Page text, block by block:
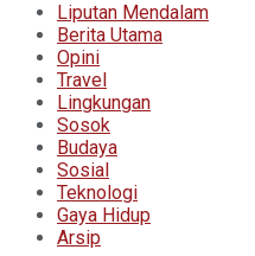
Liputan Mendalam
Berita Utama
Opini
Travel
Lingkungan
Sosok
Budaya
Sosial
Teknologi
Gaya Hidup
Arsip